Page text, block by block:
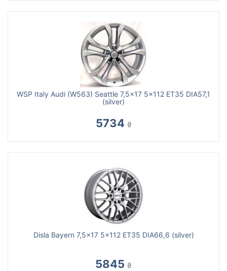
WSP Italy Audi (W563) Seattle 7,5x17 5x112 ET35 DIA57,1
(silver)
5734 ₴
Disla Bayern 7,5x17 5x112 ET35 DIA66,6 (silver)
5845 ₴